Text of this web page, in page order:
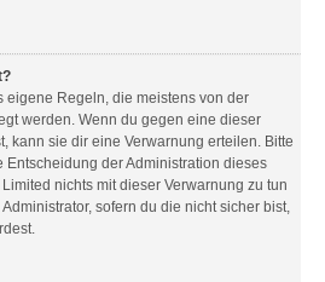
eigene Regeln, die meistens von der
werden. Wenn du gegen eine dieser
kann sie dir eine Verwarnung erteilen. Bitte
Entscheidung der Administration dieses
nichts mit dieser Verwarnung zu tun
sofern du die nicht sicher bist,